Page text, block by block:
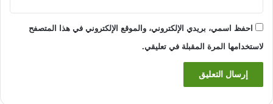
احفظ اسمي، بريدي الإلكتروني، والموقع الإلكتروني في هذا المتصفح
لاستخدامها المرة المقبلة في تعليقي.